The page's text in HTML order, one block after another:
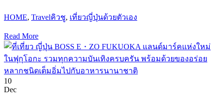
HOME, Travelคิวชู, เที่ยวญี่ปุ่นด้วยตัวเอง
Read More
10
Dec